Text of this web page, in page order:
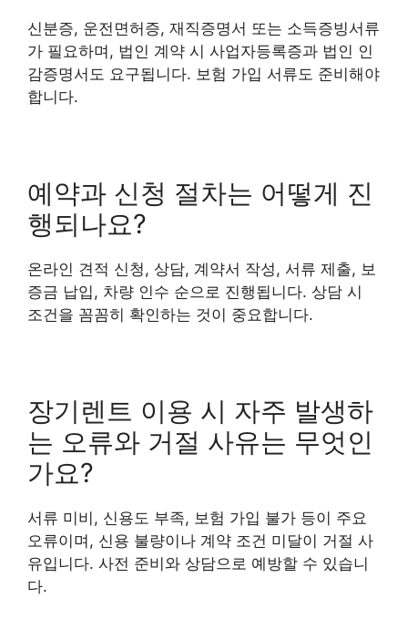
신분증, 운전면허증, 재직증명서 또는 소득증빙서류
가 필요하며, 법인 계약 시 사업자등록증과 법인 인
감증명서도 요구됩니다. 보험 가입 서류도 준비해야
합니다.
예약과 신청 절차는 어떻게 진
행되나요?
온라인 견적 신청, 상담, 계약서 작성, 서류 제출, 보
증금 납입, 차량 인수 순으로 진행됩니다. 상담 시
조건을 꼼꼼히 확인하는 것이 중요합니다.
장기렌트 이용 시 자주 발생하
는 오류와 거절 사유는 무엇인
가요?
서류 미비, 신용도 부족, 보험 가입 불가 등이 주요
오류이며, 신용 불량이나 계약 조건 미달이 거절 사
유입니다. 사전 준비와 상담으로 예방할 수 있습니
다.